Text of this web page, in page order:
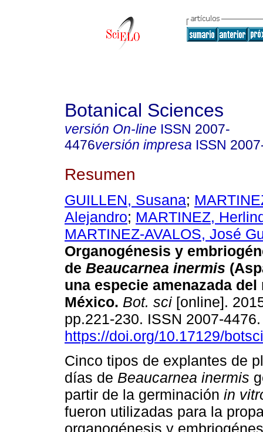
Botanical Sciences
versión On-line ISSN 2007-
4476versión impresa ISSN
Resumen
GUILLEN, Susana;
Alejandro; MARTINEZ,
MARTINEZ-AVALOS, José
Organogénesis y
de Beaucarnea inermis
una especie amenazada del
México. Bot. sci [online].
pp.221-230. ISSN 2007-
https://doi.org/10.17129/
Cinco tipos de explantes de
días de Beaucarnea inermis
partir de la germinación in
fueron utilizadas para la
organogénesis y